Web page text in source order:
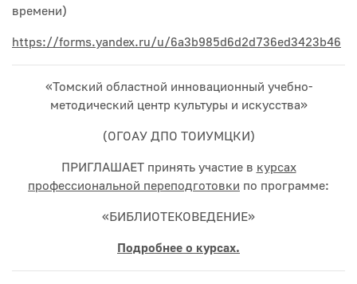
времени)
https://forms.yandex.ru/u/6a3b985d6d2d736ed3423b46
«Томский областной инновационный учебно-
методический центр культуры и искусства»
(ОГОАУ ДПО ТОИУМЦКИ)
ПРИГЛАШАЕТ принять участие в курсах
профессиональной переподготовки по программе:
«БИБЛИОТЕКОВЕДЕНИЕ»
Подробнее о курсах.